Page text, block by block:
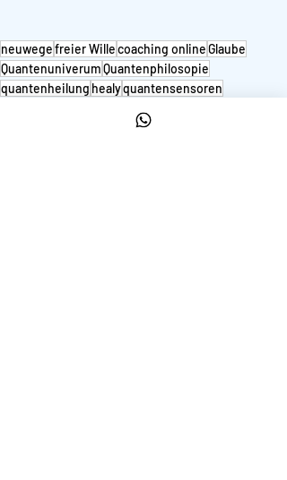
neuwegefreier Willecoaching onlineGlaube
QuantenuniverumQuantenphilosopie
quantenheilung healyquantensensoren